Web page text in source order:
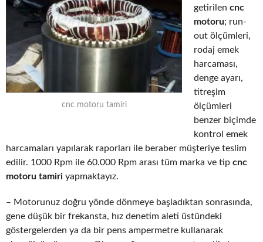
cnc motoru tamiri
getirilen cnc
motoru; run-
out ölçümleri,
rodaj emek
harcaması,
denge ayarı,
titreşim
ölçümleri
benzer biçimde
kontrol emek
harcamaları yapılarak raporları ile beraber müşteriye teslim
edilir. 1000 Rpm ile 60.000 Rpm arası tüm marka ve tip cnc
motoru tamiri yapmaktayız.
– Motorunuz doğru yönde dönmeye başladıktan sonrasında,
gene düşük bir frekansta, hız denetim aleti üstündeki
göstergelerden ya da bir pens ampermetre kullanarak